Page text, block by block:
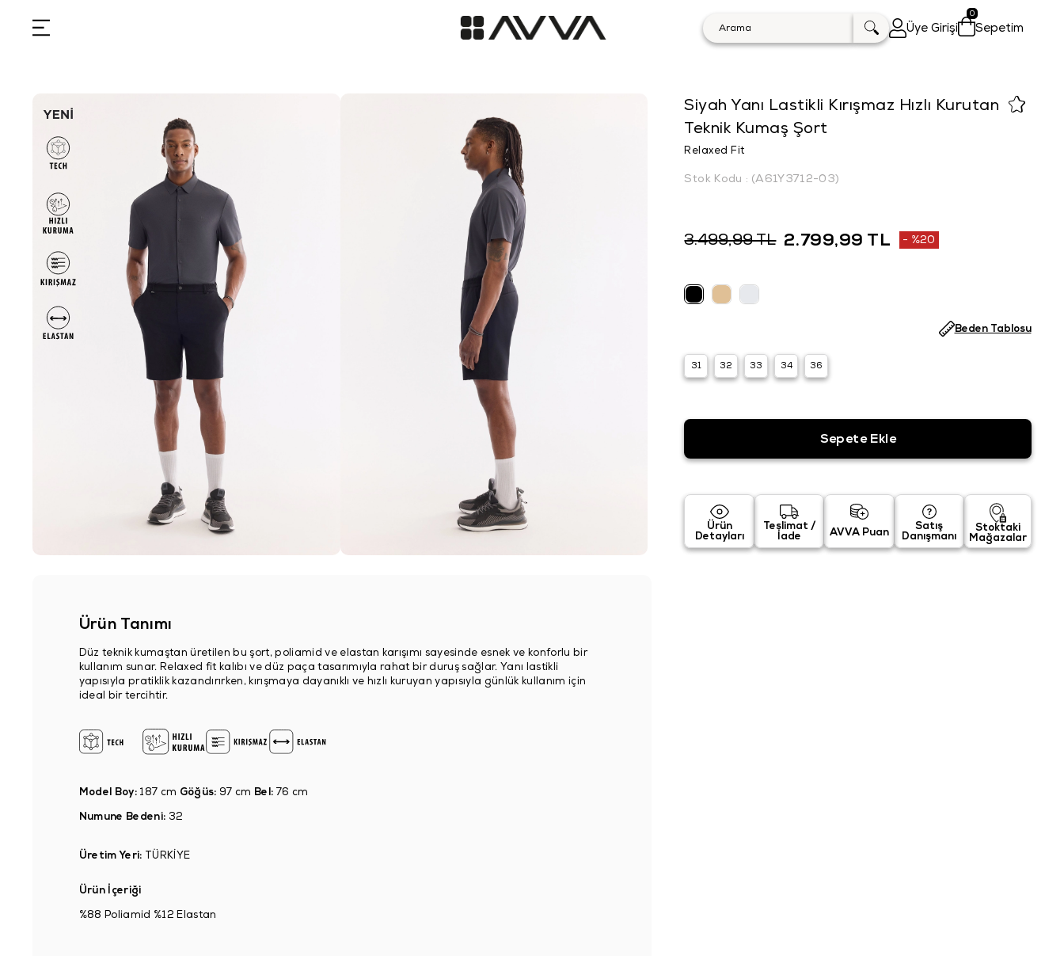
Üye Girişi Sepetim
0
Ürün Tanımı
Düz teknik kumaştan üretilen bu şort, poliamid ve elastan karışımı sayesinde esnek ve konforlu bir
kullanım sunar. Relaxed fit kalıbı ve düz paça tasarımıyla rahat bir duruş sağlar. Yanı lastikli
yapısıyla pratiklik kazandırırken, kırışmaya dayanıklı ve hızlı kuruyan yapısıyla günlük kullanım için
ideal bir tercihtir.
Model Boy: 187 cm Göğüs: 97 cm Bel: 76 cm
Numune Bedeni: 32
Üretim Yeri: TÜRKİYE
Ürün İçeriği
%88 Poliamid %12 Elastan
Siyah Yanı Lastikli Kırışmaz Hızlı Kurutan
Teknik Kumaş Şort
Relaxed Fit
Stok Kodu (A61Y3712-03)
3.499,99 TL 2.799,99 TL %20
31 32 33 34 36
Beden Tablosu
Ürün
Detayları
Teslimat /
İade
AVVA Puan
Satış
Danışmanı
Stoktaki
Mağazalar